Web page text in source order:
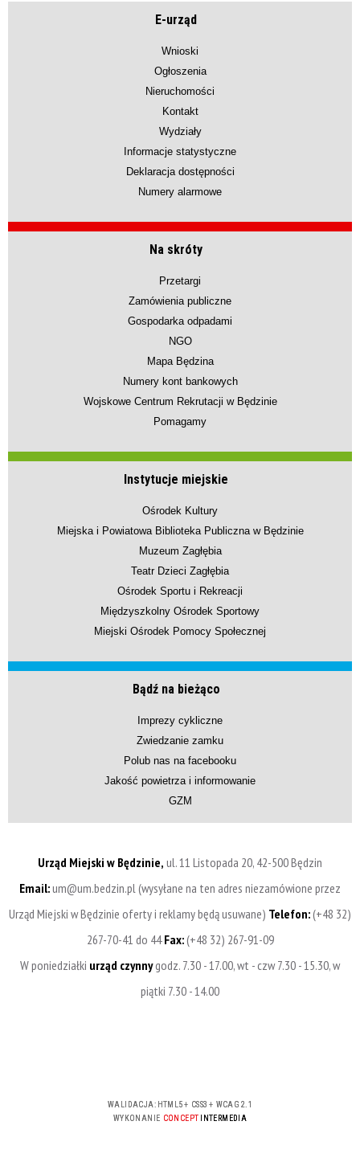
E-urząd
Wnioski
Ogłoszenia
Nieruchomości
Kontakt
Wydziały
Informacje statystyczne
Deklaracja dostępności
Numery alarmowe
Na skróty
Przetargi
Zamówienia publiczne
Gospodarka odpadami
NGO
Mapa Będzina
Numery kont bankowych
Wojskowe Centrum Rekrutacji w Będzinie
Pomagamy
Instytucje miejskie
Ośrodek Kultury
Miejska i Powiatowa Biblioteka Publiczna w Będzinie
Muzeum Zagłębia
Teatr Dzieci Zagłębia
Ośrodek Sportu i Rekreacji
Międzyszkolny Ośrodek Sportowy
Miejski Ośrodek Pomocy Społecznej
Bądź na bieżąco
Imprezy cykliczne
Zwiedzanie zamku
Polub nas na facebooku
Jakość powietrza i informowanie
GZM
Urząd Miejski w Będzinie, ul. 11 Listopada 20, 42-500 Będzin
Email:um@um.bedzin.pl (wysyłane na ten adres niezamówione przez
Urząd Miejski w Będzinie oferty i reklamy będą usuwane) Telefon:(+48 32)
267-70-41 do 44Fax:(+48 32) 267-91-09
W poniedziałki urząd czynnygodz. 7.30 - 17.00, wt - czw 7.30 - 15.30, w
piątki 7.30 - 14.00
WALIDACJA: HTML5+ CSS3 + WCAG 2.1
WYKONANIE CONCEPT INTERMEDIA